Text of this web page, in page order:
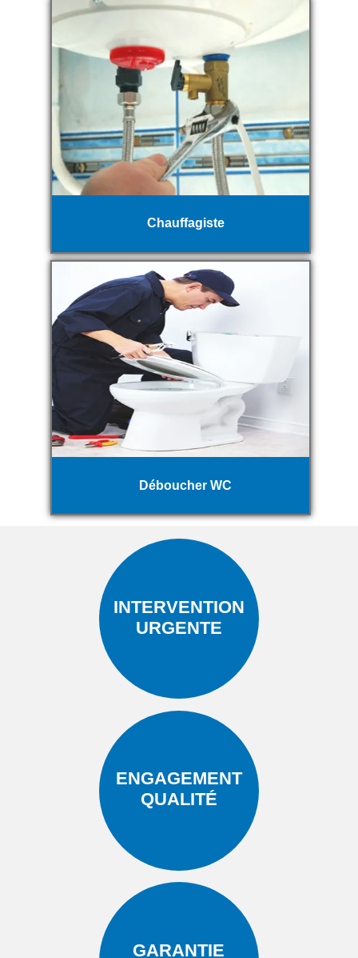
Chauffagiste
Déboucher WC
INTERVENTION
URGENTE
ENGAGEMENT
QUALITÉ
GARANTIE